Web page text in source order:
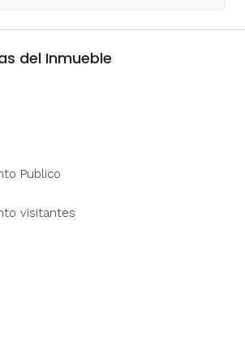
del Inmueble
Publico
visitantes